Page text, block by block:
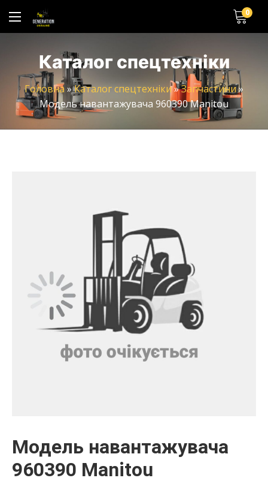
0
Каталог спецтехніки
Головна»Каталог спецтехніки»Запчастини»
Модель навантажувача 960390 Manitou
Модель навантажувача
960390 Manitou